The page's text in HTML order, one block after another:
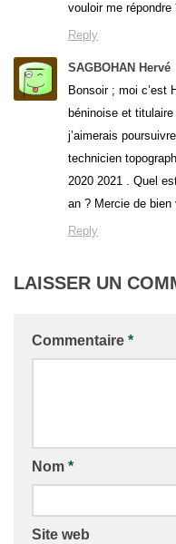
vouloir me répondre
Reply
SAGBOHAN Hervé
Bonsoir ; moi c’est
béninoise et
j’aimerais
technicien
2020 2021 . Quel
an ? Mercie de bien
Reply
LAISSER UN
Commentaire *
Nom *
Site web